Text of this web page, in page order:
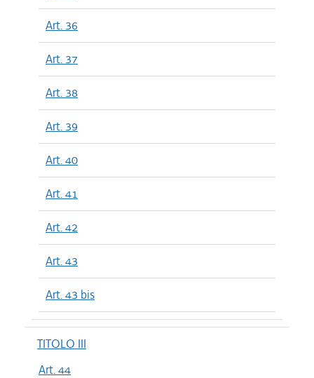
Art. 36
Art. 37
Art. 38
Art. 39
Art. 40
Art. 41
Art. 42
Art. 43
Art. 43 bis
TITOLO III
Art. 44